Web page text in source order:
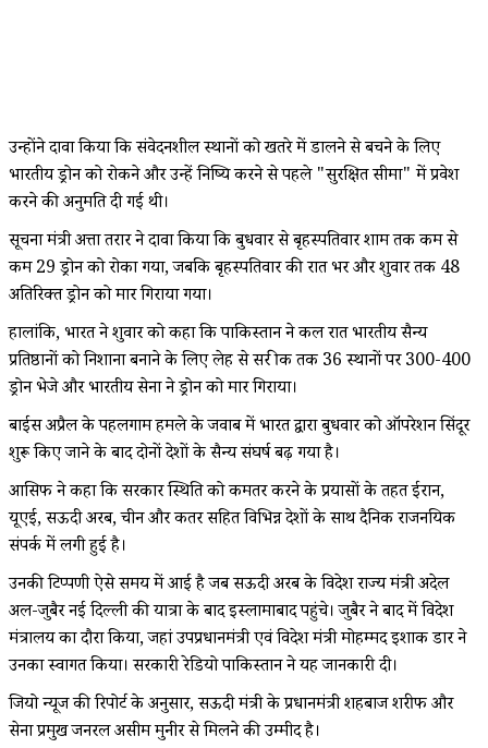
उन्होंने दावा किया कि संवेदनशील स्थानों को खतरे में डालने से बचने के लिए
भारतीय ड्रोन को रोकने और उन्हें निष्क्रिय करने से पहले "सुरक्षित सीमा" में प्रवेश
करने की अनुमति दी गई थी।
सूचना मंत्री अत्ता तरार ने दावा किया कि बुधवार से बृहस्पतिवार शाम तक कम से
कम 29 ड्रोन को रोका गया, जबकि बृहस्पतिवार की रात भर और शुक्रवार तक 48
अतिरिक्त ड्रोन को मार गिराया गया।
हालांकि, भारत ने शुक्रवार को कहा कि पाकिस्तान ने कल रात भारतीय सैन्य
प्रतिष्ठानों को निशाना बनाने के लिए लेह से सर क्रीक तक 36 स्थानों पर 300-400
ड्रोन भेजे और भारतीय सेना ने ड्रोन को मार गिराया।
बाईस अप्रैल के पहलगाम हमले के जवाब में भारत द्वारा बुधवार को ऑपरेशन सिंदूर
शुरू किए जाने के बाद दोनों देशों के सैन्य संघर्ष बढ़ गया है।
आसिफ ने कहा कि सरकार स्थिति को कमतर करने के प्रयासों के तहत ईरान,
यूएई, सऊदी अरब, चीन और कतर सहित विभिन्न देशों के साथ दैनिक राजनयिक
संपर्क में लगी हुई है।
उनकी टिप्पणी ऐसे समय में आई है जब सऊदी अरब के विदेश राज्य मंत्री अदेल
अल-जुबैर नई दिल्ली की यात्रा के बाद इस्लामाबाद पहुंचे। जुबैर ने बाद में विदेश
मंत्रालय का दौरा किया, जहां उपप्रधानमंत्री एवं विदेश मंत्री मोहम्मद इशाक डार ने
उनका स्वागत किया। सरकारी रेडियो पाकिस्तान ने यह जानकारी दी।
जियो न्यूज की रिपोर्ट के अनुसार, सऊदी मंत्री के प्रधानमंत्री शहबाज शरीफ और
सेना प्रमुख जनरल असीम मुनीर से मिलने की उम्मीद है।